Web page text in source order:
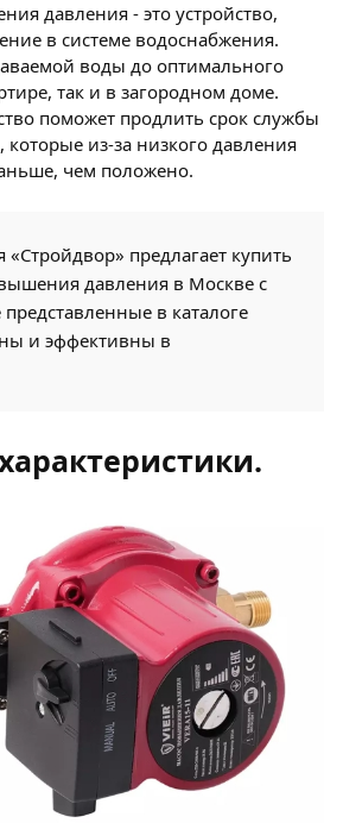
давления - это устройство,
в системе водоснабжения.
воды до оптимального
так и в загородном доме.
поможет продлить срок службы
из-за низкого давления
чем положено.
«Стройдвор» предлагает купить
давления в Москве с
представленные в каталоге
и эффективны в